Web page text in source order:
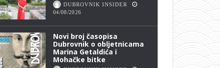
DUBROVNIK INSIDER
04/08/2026
Novi broj časopisa
Dubrovnik o obljetnicama
Marina Getaldića i
Mohačke bitke